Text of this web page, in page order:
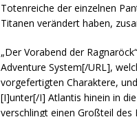
Totenreiche der einzelnen
Titanen verändert haben,
„Der Vorabend der
Adventure System[/URL],
vorgefertigten Charaktere,
[I]unter[/I] Atlantis hinein in
verschlingt einen Großteil des